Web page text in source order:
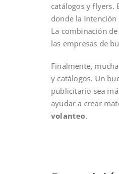
catálogos y flyers.
donde la
La combinación
las empresas de
Finalmente,
y catálogos. Un
publicitario sea
ayudar a crear
volanteo.